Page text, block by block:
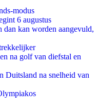
modus
6 augustus
dan kan worden aangevuld,
na golf van diefstal en
Duitsland na snelheid van